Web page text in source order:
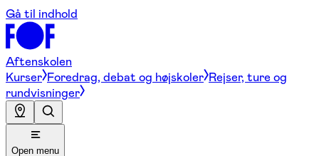
Gå til indhold
Aftenskolen
Kurser Foredrag, debat og højskoler Rejser, ture og
rundvisninger
Open menu